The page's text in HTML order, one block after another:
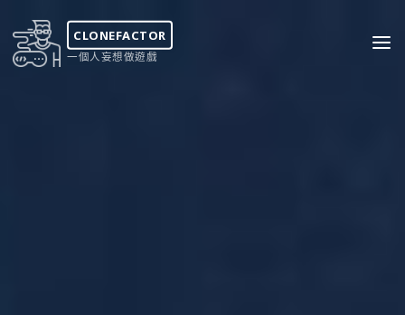
content
CLONEFACTOR
一個人妄想做遊戲